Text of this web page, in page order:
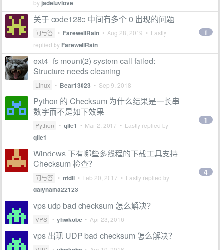
by jadeluvlove
关于 code128c 中间有多个 0 出现的问题
问与答 • FarewellRain • Aug 28, 2019 • Lastly
replied by FarewellRain
1
ext4_fs mount(2) system call failed:
Structure needs cleaning
Linux • Bear13023 • Sep 9, 2018
Python 的 Checksum 为什么结果是一长串
数字而不是如下效果
Python • qile1 • Mar 2, 2017 • Lastly replied by
qile1
1
Windows 下有哪些多线程的下载工具支持
Checksum 检查？
问与答 • ntdll • Feb 20, 2017 • Lastly replied by
dalynama22123
4
vps udp bad checksum 怎么解决？
VPS • yhwkobe • Apr 23, 2016
vps 出现 UDP bad checksum 怎么解决？